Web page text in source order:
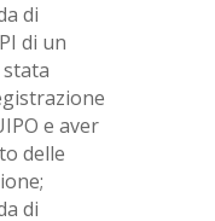
di
di un
e aver
delle
di